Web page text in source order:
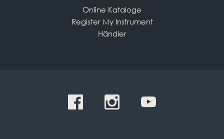
Online Kataloge
Register My Instrument
Händler